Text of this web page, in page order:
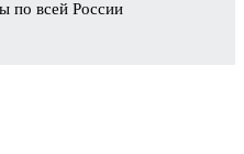
по всей России